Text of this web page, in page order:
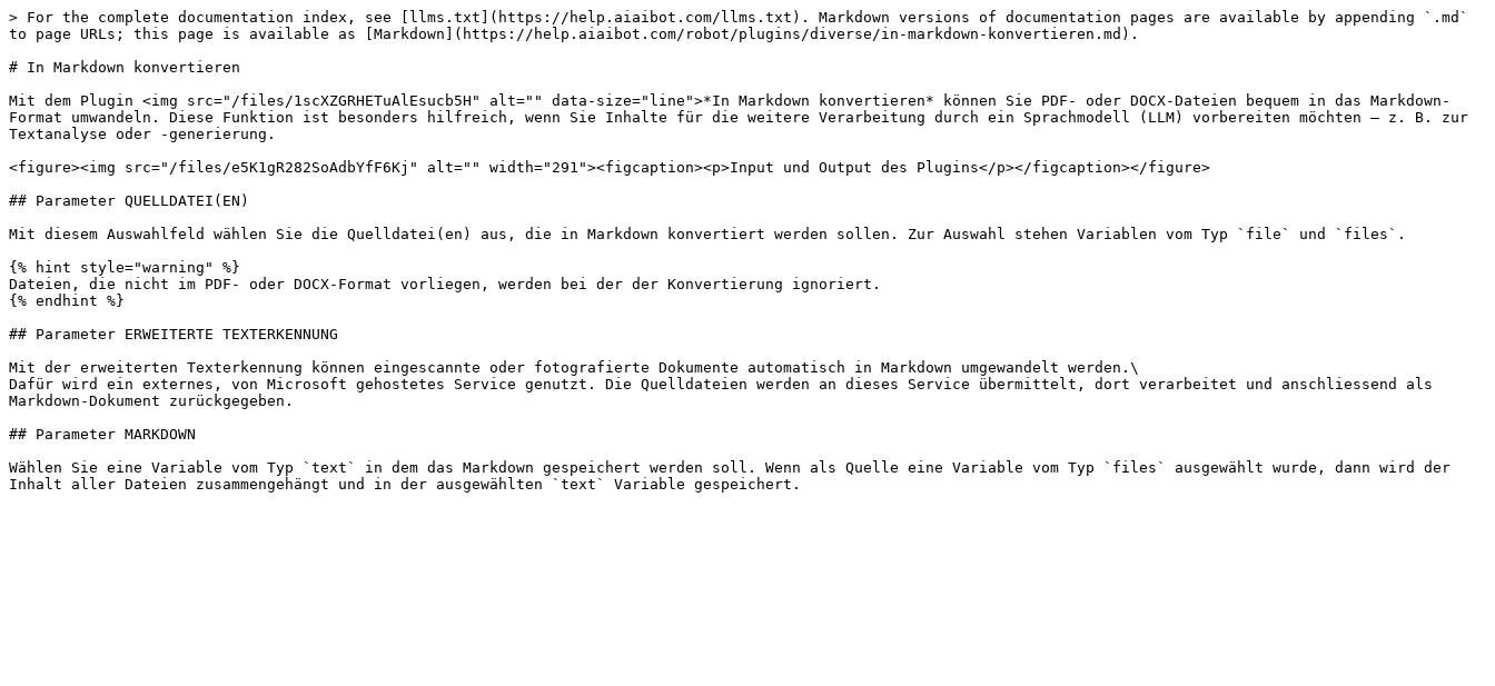
> For the complete documentation index, see [llms.txt](https://help.aiaibot.com/llms.txt). Markdown versions of documentation pages are available by appending `.md`
to page URLs; this page is available as [Markdown](https://help.aiaibot.com/robot/plugins/diverse/in-markdown-konvertieren.md).
# In Markdown konvertieren
Mit dem Plugin <img src="/files/1scXZGRHETuAlEsucb5H" alt="" data-size="line">*In Markdown konvertieren* können Sie PDF- oder DOCX-Dateien bequem in das Markdown-
Format umwandeln. Diese Funktion ist besonders hilfreich, wenn Sie Inhalte für die weitere Verarbeitung durch ein Sprachmodell (LLM) vorbereiten möchten – z. B. zur
Textanalyse oder -generierung.
<figure><img src="/files/e5K1gR282SoAdbYfF6Kj" alt="" width="291"><figcaption><p>Input und Output des Plugins</p></figcaption></figure>
## Parameter QUELLDATEI(EN)
Mit diesem Auswahlfeld wählen Sie die Quelldatei(en) aus, die in Markdown konvertiert werden sollen. Zur Auswahl stehen Variablen vom Typ `file` und `files`.
{% hint style="warning" %}
Dateien, die nicht im PDF- oder DOCX-Format vorliegen, werden bei der der Konvertierung ignoriert.
{% endhint %}
## Parameter ERWEITERTE TEXTERKENNUNG
Mit der erweiterten Texterkennung können eingescannte oder fotografierte Dokumente automatisch in Markdown umgewandelt werden.\
Dafür wird ein externes, von Microsoft gehostetes Service genutzt. Die Quelldateien werden an dieses Service übermittelt, dort verarbeitet und anschliessend als
Markdown-Dokument zurückgegeben.
## Parameter MARKDOWN
Wählen Sie eine Variable vom Typ `text` in dem das Markdown gespeichert werden soll. Wenn als Quelle eine Variable vom Typ `files` ausgewählt wurde, dann wird der